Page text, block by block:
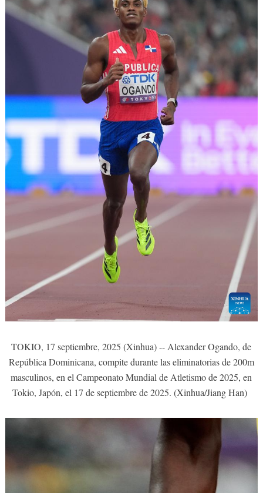
TOKIO, 17 septiembre, 2025 (Xinhua) -- Alexander Ogando, de
República Dominicana, compite durante las eliminatorias de 200m
masculinos, en el Campeonato Mundial de Atletismo de 2025, en
Tokio, Japón, el 17 de septiembre de 2025. (Xinhua/Jiang Han)